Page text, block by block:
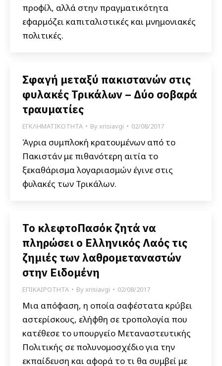
προφίλ, αλλά στην πραγματικότητα
εφαρμόζει καπιταλιστικές και μνημονιακές
πολιτικές.
Σφαγή μεταξύ πακιστανών στις
φυλακές Τρικάλων – Δύο σοβαρά
τραυματίες
ΕΓΚΛΗΜΑΤΙΚΟΤΗΤΑ Byxrisiavgi 02/08/2017
Άγρια συμπλοκή κρατουμένων από το
Πακιστάν με πιθανότερη αιτία το
ξεκαθάρισμα λογαριασμών έγινε στις
φυλακές των Τρικάλων.
Το κλεφτοΠασόκ ζητά να
πληρώσει ο Ελληνικός Λαός τις
ζημιές των λαθρομεταναστών
στην Ειδομένη
ΕΠΙΚΑΙΡΟΤΗΤΑ Byxrisiavgi 02/08/2017
Μια απόφαση, η οποία σαφέστατα κρύβει
αστερίσκους, ελήφθη σε τροπολογία που
κατέθεσε το υπουργείο Μεταναστευτικής
Πολιτικής σε πολυνομοσχέδιο για την
εκπαίδευση και αφορά το τι θα συμβεί με